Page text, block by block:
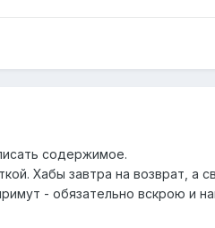
содержимое.
Хабы завтра на возврат, а
- обязательно вскрою и